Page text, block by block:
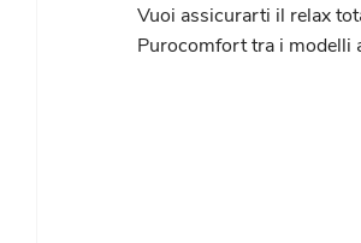
Vuoi assicurarti il relax
Purocomfort tra i modelli